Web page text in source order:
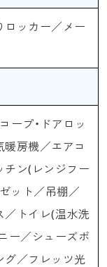
ロッカー／メー
ープ・ドアロッ
房機／エアコ
チン(レンジフー
ット／吊棚／
／トイレ(温水洗
ー／シューズボ
グ／フレッツ光